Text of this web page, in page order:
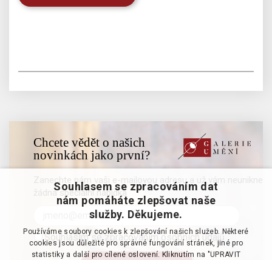
Chcete vědět o našich
novinkách jako první?
Zanechte nám vaši e-mailovou adresu a už vám neunikne
žádná speciální nabídka
Souhlasím se zpracováním osobních údajů
Souhlasem se zpracováním dat
nám pomáháte zlepšovat naše
služby. Děkujeme.
Používáme soubory cookies k zlepšování našich služeb. Některé
cookies jsou důležité pro správné fungování stránek, jiné pro
statistiky a další pro cílené oslovení. Kliknutím na "UPRAVIT